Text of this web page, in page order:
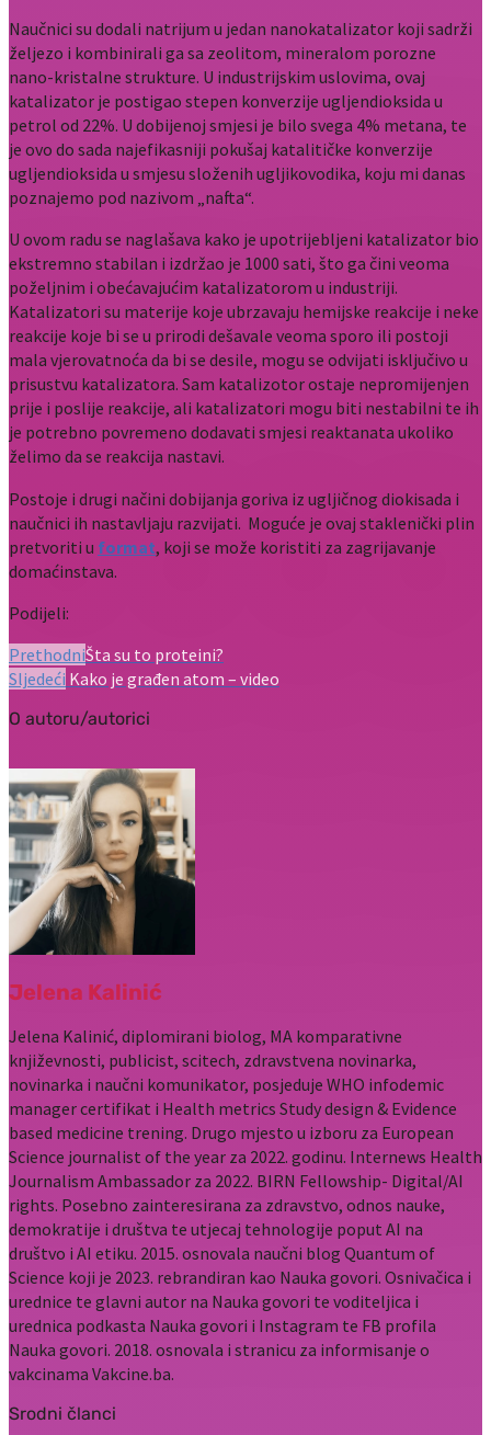
Naučnici su dodali natrijum u jedan nanokatalizator koji sadrži
željezo i kombinirali ga sa zeolitom, mineralom porozne
nano-kristalne strukture. U industrijskim uslovima, ovaj
katalizator je postigao stepen konverzije ugljendioksida u
petrol od 22%. U dobijenoj smjesi je bilo svega 4% metana, te
je ovo do sada najefikasniji pokušaj katalitičke konverzije
ugljendioksida u smjesu složenih ugljikovodika, koju mi danas
poznajemo pod nazivom „nafta“.
U ovom radu se naglašava kako je upotrijebljeni katalizator bio
ekstremno stabilan i izdržao je 1000 sati, što ga čini veoma
poželjnim i obećavajućim katalizatorom u industriji.
Katalizatori su materije koje ubrzavaju hemijske reakcije i neke
reakcije koje bi se u prirodi dešavale veoma sporo ili postoji
mala vjerovatnoća da bi se desile, mogu se odvijati isključivo u
prisustvu katalizatora. Sam katalizotor ostaje nepromijenjen
prije i poslije reakcije, ali katalizatori mogu biti nestabilni te ih
je potrebno povremeno dodavati smjesi reaktanata ukoliko
želimo da se reakcija nastavi.
Postoje i drugi načini dobijanja goriva iz ugljičnog diokisada i
naučnici ih nastavljaju razvijati. Moguće je ovaj staklenički plin
pretvoriti u format, koji se može koristiti za zagrijavanje
domaćinstava.
Podijeli:
PrethodniŠta su to proteini?
Sljedeći Kako je građen atom – video
O autoru/autorici
Jelena Kalinić
Jelena Kalinić, diplomirani biolog, MA komparativne
književnosti, publicist, scitech, zdravstvena novinarka,
novinarka i naučni komunikator, posjeduje WHO infodemic
manager certifikat i Health metrics Study design & Evidence
based medicine trening. Drugo mjesto u izboru za European
Science journalist of the year za 2022. godinu. Internews Health
Journalism Ambassador za 2022. BIRN Fellowship- Digital/AI
rights. Posebno zainteresirana za zdravstvo, odnos nauke,
demokratije i društva te utjecaj tehnologije poput AI na
društvo i AI etiku. 2015. osnovala naučni blog Quantum of
Science koji je 2023. rebrandiran kao Nauka govori. Osnivačica i
urednice te glavni autor na Nauka govori te voditeljica i
urednica podkasta Nauka govori i Instagram te FB profila
Nauka govori. 2018. osnovala i stranicu za informisanje o
vakcinama Vakcine.ba.
Srodni članci